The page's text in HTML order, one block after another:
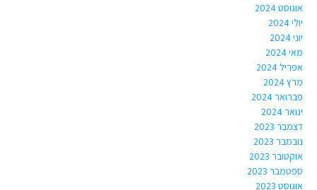
אוגוסט 2024
יולי 2024
יוני 2024
מאי 2024
אפריל 2024
מרץ 2024
פברואר 2024
ינואר 2024
דצמבר 2023
נובמבר 2023
אוקטובר 2023
ספטמבר 2023
אוגוסט 2023